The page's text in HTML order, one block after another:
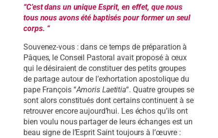
“C’est dans un unique Esprit, en effet, que nous
tous nous avons été baptisés pour former un seul
corps. “
Souvenez-vous : dans ce temps de préparation à
Pâques, le Conseil Pastoral avait proposé à ceux
qui le désiraient de constituer des petits groupes
de partage autour de l’exhortation apostolique du
pape François “Amoris Laetitia“. Quatre groupes se
sont alors constitués dont certains continuent à se
retrouver encore aujourd’hui. Les échos qu’ils ont
bien voulu nous partager de leurs échanges est un
beau signe de l’Esprit Saint toujours à l’œuvre :